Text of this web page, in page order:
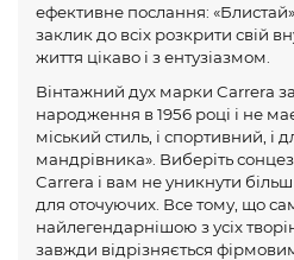
ефективне послання:
заклик до всіх розкрити свій
життя цікаво і з ентузіазмом.
Вінтажний дух марки Carrera
народження в 1956 році і не
міський стиль, і спортивний, і
мандрівника». Виберіть
Carrera і вам не уникнути
для оточуючих. Все тому, що
найлегендарнішою з усіх
завжди відрізняється